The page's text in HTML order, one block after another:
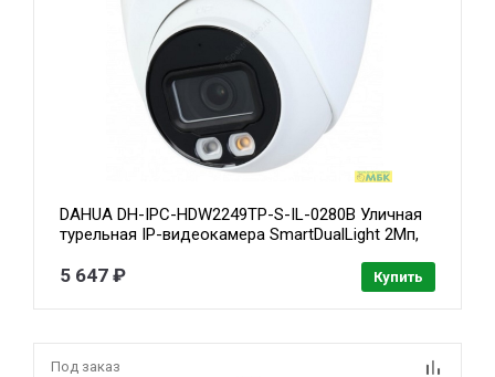
DAHUA DH-IPC-HDW2249TP-S-IL-0280B Уличная
турельная IP-видеокамера SmartDualLight 2Мп,
микрофон, ИК 30м, LED 30м, IP67, металл/
5 647 ₽ Купить
Под заказ